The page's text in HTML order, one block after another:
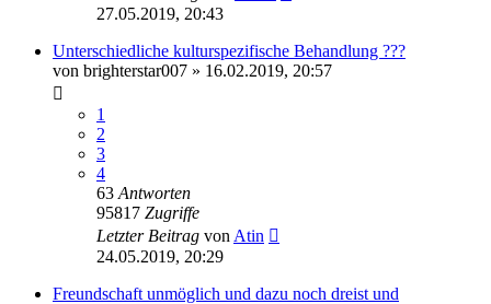
27.05.2019, 20:43
Unterschiedliche kulturspezifische Behandlung ???
von brighterstar007 » 16.02.2019, 20:57
1
2
3
4
63 Antworten
95817 Zugriffe
Letzter Beitrag von Atin
24.05.2019, 20:29
Freundschaft unmöglich und dazu noch dreist und